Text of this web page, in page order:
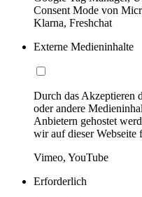
Consent Mode von
Klarna, Freshchat
Externe Medieninhalte
Durch das Akzeptieren
oder andere
Anbietern gehostet
wir auf dieser Webseite
Vimeo, YouTube
Erforderlich